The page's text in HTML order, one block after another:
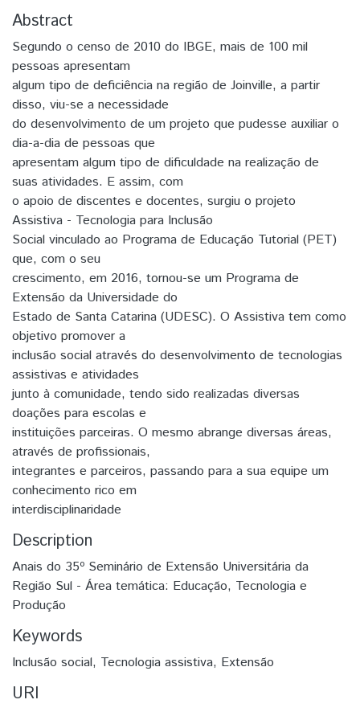
Abstract
Segundo o censo de 2010 do IBGE, mais de 100 mil
pessoas apresentam
algum tipo de deficiência na região de Joinville, a partir
disso, viu-se a necessidade
do desenvolvimento de um projeto que pudesse auxiliar o
dia-a-dia de pessoas que
apresentam algum tipo de dificuldade na realização de
suas atividades. E assim, com
o apoio de discentes e docentes, surgiu o projeto
Assistiva - Tecnologia para Inclusão
Social vinculado ao Programa de Educação Tutorial (PET)
que, com o seu
crescimento, em 2016, tornou-se um Programa de
Extensão da Universidade do
Estado de Santa Catarina (UDESC). O Assistiva tem como
objetivo promover a
inclusão social através do desenvolvimento de tecnologias
assistivas e atividades
junto à comunidade, tendo sido realizadas diversas
doações para escolas e
instituições parceiras. O mesmo abrange diversas áreas,
através de profissionais,
integrantes e parceiros, passando para a sua equipe um
conhecimento rico em
interdisciplinaridade
Description
Anais do 35º Seminário de Extensão Universitária da
Região Sul - Área temática: Educação, Tecnologia e
Produção
Keywords
Inclusão social, Tecnologia assistiva, Extensão
URI